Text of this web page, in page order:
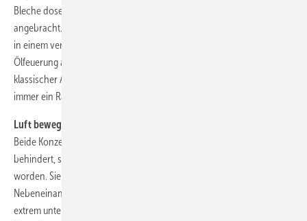
Bleche dosenförmig mit konstantem Abstand um eine Achse
angebracht. Diese Achse treibt gleichzeitig eine Ölpumpe und bringt
in einem vernünftigen Zusammenspiel eine emissionsarme
Ölfeuerung an den Start. Während der Deckenventilator als
klassischer Axialventilator konstruiert wird, ist das Brennergebläse
immer ein Radialventilator.
Luft bewegen ist ihr Job
Beide Konzepte haben sich im Laufe ihrer Evolution nicht gegenseitig
behindert, sondern sind parallel und kontinuierlich weiterentwickelt
worden. Sie konkurrieren also nicht, sondern fristen ein gemütliches
Nebeneinander bei den Herstellern. Die Aufgaben sind natürlich auch
extrem unterschiedlich. Soll der klassische Deckenventilator oft die